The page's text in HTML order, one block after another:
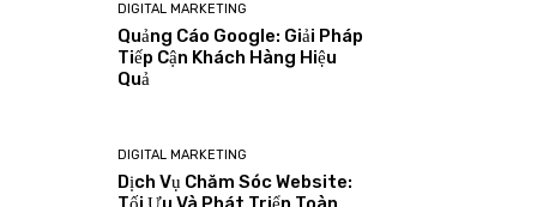
DIGITAL MARKETING
Quảng Cáo Google: Giải Pháp
Tiếp Cận Khách Hàng Hiệu
Quả
DIGITAL MARKETING
Dịch Vụ Chăm Sóc Website: